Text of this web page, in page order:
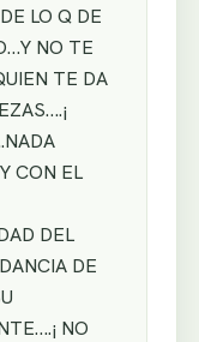
LO Q DE
NO TE
TE DA
CON EL
DEL
DE
NO